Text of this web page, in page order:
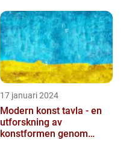
17 januari 2024
Modern konst tavla - en
utforskning av
konstformen genom